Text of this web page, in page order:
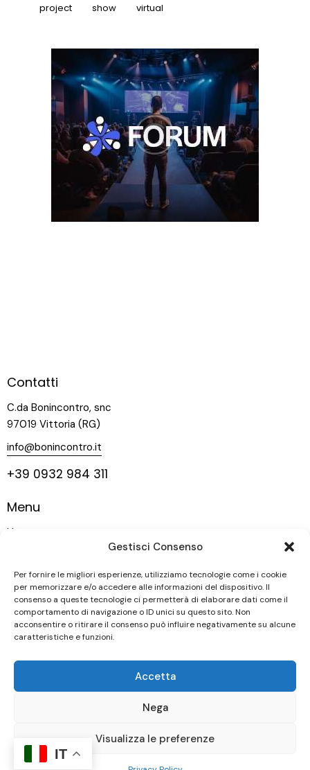
Gestisci Consenso
Per fornire le migliori esperienze, utilizziamo tecnologie come i cookie
per memorizzare e/o accedere alle informazioni del dispositivo. Il
consenso a queste tecnologie ci permetterà di elaborare dati come il
comportamento di navigazione o ID unici su questo sito. Non
acconsentire o ritirare il consenso può influire negativamente su alcune
caratteristiche e funzioni.
Accetta
Nega
Visualizza le preferenze
project
show virtual
Contatti
C.da Bonincontro, snc
97019 Vittoria (RG)
info@bonincontro.it
+39 0932 984 311
Menu
Home
Vigneti
Vini
Contatti
Tenuta Bonincontro Società Agricola A.R.L. © 2026 |
P.IVA 01618340887 | Powered by
IT